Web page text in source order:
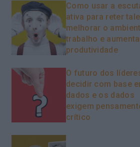
Como usar a
ativa para reter
melhorar o
trabalho e
produtividade
O futuro dos
decidir com base
dados e os dados
exigem
crítico